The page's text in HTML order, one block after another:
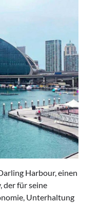
Harbour, einen
der für seine
Unterhaltung